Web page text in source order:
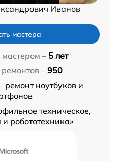
Иванов
мастера
– 5 лет
– 950
ремонт ноутбуков и
техническое,
робототехника»